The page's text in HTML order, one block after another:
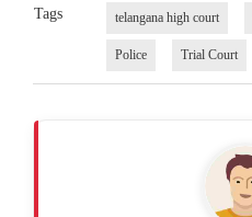
Tags telangana high court
Police Trial Court